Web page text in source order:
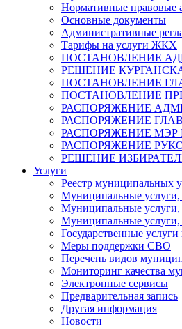
Нормативные правовые
Основные документы
Административные
Тарифы на услуги ЖКХ
ПОСТАНОВЛЕНИЕ
РЕШЕНИЕ
ПОСТАНОВЛЕНИЕ
ПОСТАНОВЛЕНИЕ
РАСПОРЯЖЕНИЕ
РАСПОРЯЖЕНИЕ
РАСПОРЯЖЕНИЕ МЭР
РАСПОРЯЖЕНИЕ
РЕШЕНИЕ
Услуги
Реестр муниципальных
Муниципальные услуги,
Муниципальные услуги,
Муниципальные
Государственные
Меры поддержки СВО
Перечень видов
Мониторинг качества
Электронные сервисы
Предварительная запись
Другая информация
Новости